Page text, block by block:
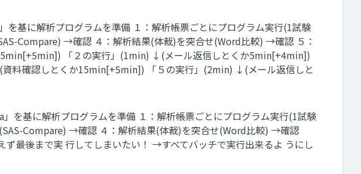
基に解析プログラムを準備 １：解析帳票ごとにプログラム実行(1試験
Compare) →確認 ４：解析結果(体裁)を突合せ(Word比較) →確認 ５：
「２の実行」(1min) ↓(メール返信しとくか5min[+4min])
料確認しとくか15min[+5min]) 「５の実行」(2min) ↓(メール返信しと
を基に解析プログラムを準備 １：解析帳票ごとにプログラム実行(1試験
Compare) →確認 ４：解析結果(体裁)を突合せ(Word比較) →確認
最後まで実 行してしまいたい！ →すべてバッチで実行出来るよ うにし